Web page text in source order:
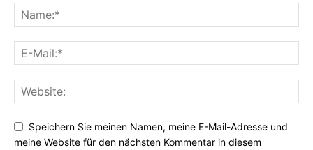
Speichern Sie meinen Namen, meine E-Mail-Adresse und
meine Website für den nächsten Kommentar in diesem